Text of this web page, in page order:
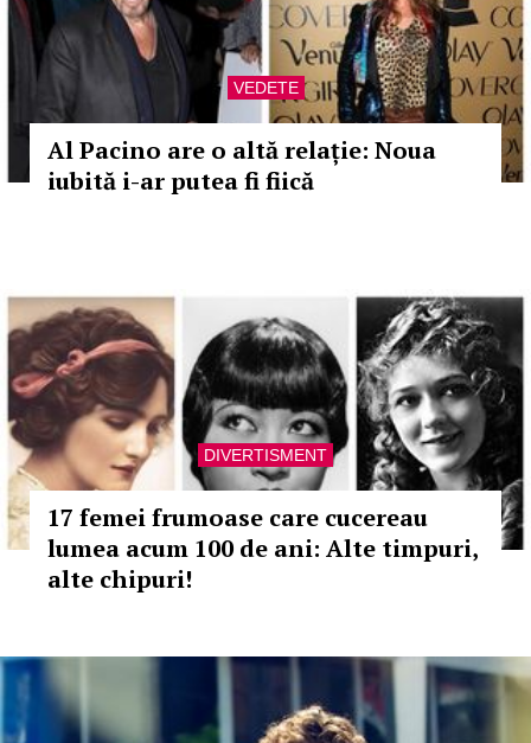
VEDETE
Al Pacino are o altă relație: Noua
iubită i-ar putea fi fiică
DIVERTISMENT
17 femei frumoase care cucereau
lumea acum 100 de ani: Alte timpuri,
alte chipuri!